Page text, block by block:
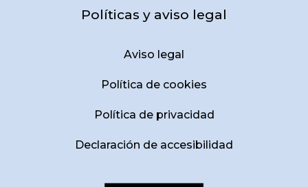
Políticas y aviso legal
Aviso legal
Política de cookies
Política de privacidad
Declaración de accesibilidad